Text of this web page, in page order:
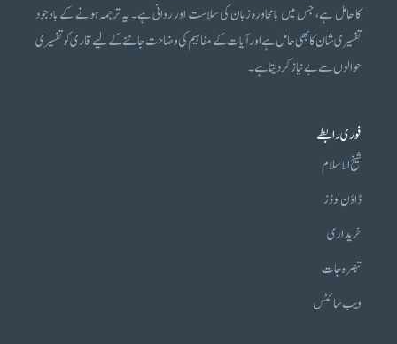
کا حامل ہے، جس میں بامحاورہ زبان کی سلاست اور روانی ہے۔ یہ ترجمہ ہونے کے باوجود
تفسیری شان کا بھی حامل ہے اور آیات کے مفاہیم کی وضاحت جاننے کے لیے قاری کو تفسیری
حوالوں سے بے نیاز کر دیتا ہے۔
فوری رابطے
شیخ الاسلام
ڈاؤن لوڈز
خریداری
تبصرہ جات
ویب سائٹس